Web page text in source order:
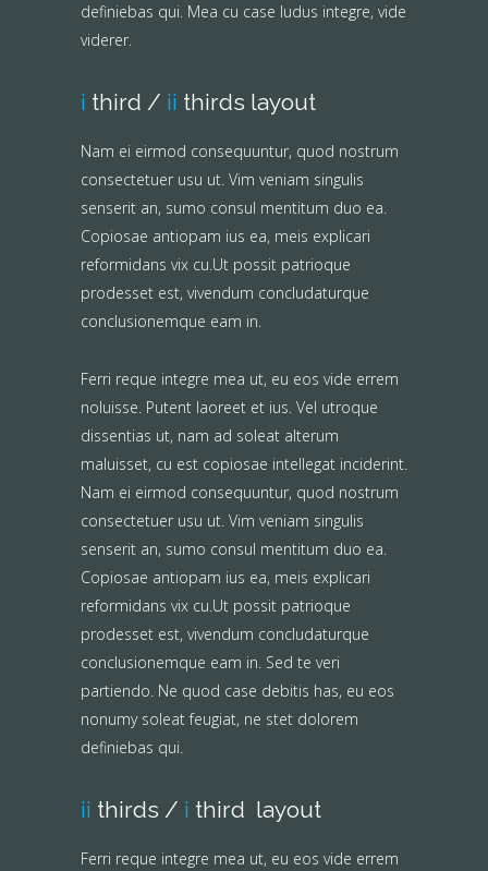
definiebas qui. Mea cu case ludus integre, vide
viderer.
i third / ii thirds layout
Nam ei eirmod consequuntur, quod nostrum
consectetuer usu ut. Vim veniam singulis
senserit an, sumo consul mentitum duo ea.
Copiosae antiopam ius ea, meis explicari
reformidans vix cu.Ut possit patrioque
prodesset est, vivendum concludaturque
conclusionemque eam in.
Ferri reque integre mea ut, eu eos vide errem
noluisse. Putent laoreet et ius. Vel utroque
dissentias ut, nam ad soleat alterum
maluisset, cu est copiosae intellegat inciderint.
Nam ei eirmod consequuntur, quod nostrum
consectetuer usu ut. Vim veniam singulis
senserit an, sumo consul mentitum duo ea.
Copiosae antiopam ius ea, meis explicari
reformidans vix cu.Ut possit patrioque
prodesset est, vivendum concludaturque
conclusionemque eam in. Sed te veri
partiendo. Ne quod case debitis has, eu eos
nonumy soleat feugiat, ne stet dolorem
definiebas qui.
ii thirds / i third layout
Ferri reque integre mea ut, eu eos vide errem